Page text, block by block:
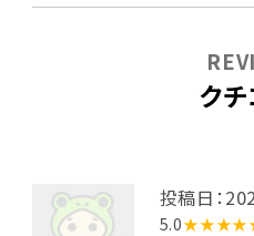
ク
投稿日：
5.0